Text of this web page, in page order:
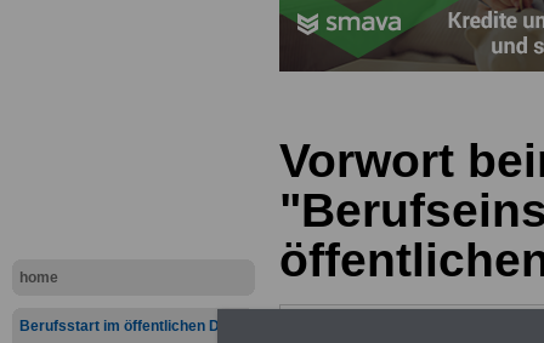
home
Berufsstart im öffentlichen Dienst
Vorwort